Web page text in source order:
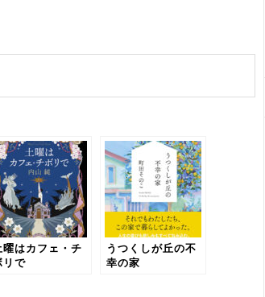
曜はカフェ・チ
リで
うつくしが丘の不
幸の家